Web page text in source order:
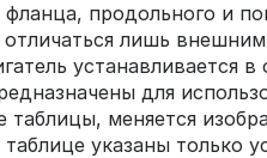
продольного и
лишь
устанавливается
для
меняется
указаны